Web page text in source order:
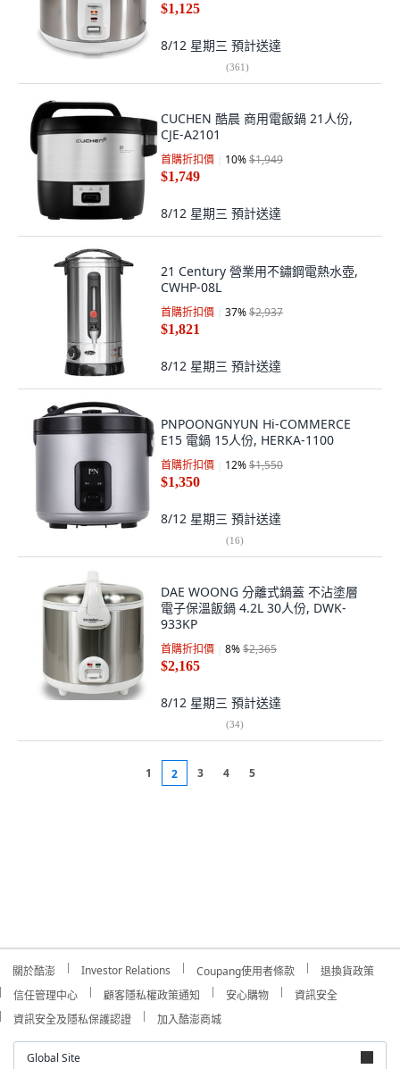
$1,125
8/12 星期三 預計送達
(361)
CUCHEN 酷晨 商用電飯鍋 21人份,
CJE-A2101
首購折扣價 10%$1,949
$1,749
8/12 星期三 預計送達
21 Century 營業用不鏽鋼電熱水壺,
CWHP-08L
首購折扣價 37%$2,937
$1,821
8/12 星期三 預計送達
PNPOONGNYUN Hi-COMMERCE
E15 電鍋 15人份, HERKA-1100
首購折扣價 12%$1,550
$1,350
8/12 星期三 預計送達
(16)
DAE WOONG 分離式鍋蓋 不沾塗層
電子保溫飯鍋 4.2L 30人份, DWK-
933KP
首購折扣價 8%$2,365
$2,165
8/12 星期三 預計送達
(34)
1 2 3 4 5
關於酷澎 Investor Relations Coupang使用者條款
退換貨政策
信任管理中心
顧客隱私權政策通知 安心購物
資訊安全
資訊安全及隱私保護認證
加入酷澎商城
Global Site